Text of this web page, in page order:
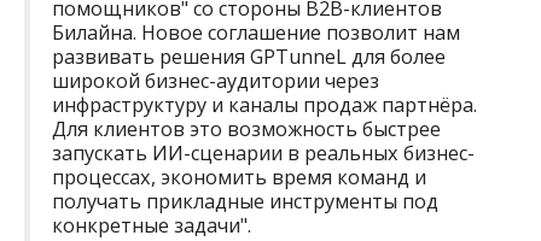
помощников" со стороны B2B-клиентов
Билайна. Новое соглашение позволит нам
развивать решения GPTunneL для более
широкой бизнес-аудитории через
инфраструктуру и каналы продаж партнёра.
Для клиентов это возможность быстрее
запускать ИИ-сценарии в реальных бизнес-
процессах, экономить время команд и
получать прикладные инструменты под
конкретные задачи".